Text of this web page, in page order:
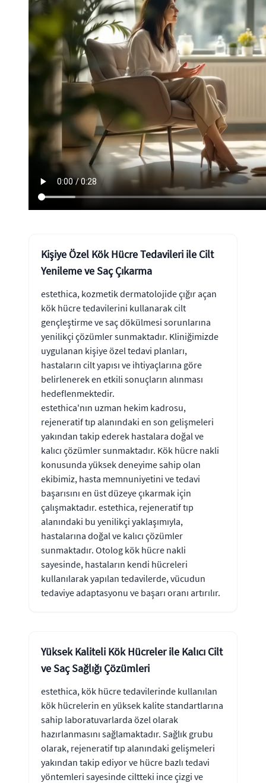
Kişiye Özel Kök Hücre Tedavileri ile Cilt
Yenileme ve Saç Çıkarma
estethica, kozmetik dermatolojide çığır açan
kök hücre tedavilerini kullanarak cilt
gençleştirme ve saç dökülmesi sorunlarına
yenilikçi çözümler sunmaktadır. Kliniğimizde
uygulanan kişiye özel tedavi planları,
hastaların cilt yapısı ve ihtiyaçlarına göre
belirlenerek en etkili sonuçların alınması
hedeflenmektedir.
estethica'nın uzman hekim kadrosu,
rejeneratif tıp alanındaki en son gelişmeleri
yakından takip ederek hastalara doğal ve
kalıcı çözümler sunmaktadır. Kök hücre nakli
konusunda yüksek deneyime sahip olan
ekibimiz, hasta memnuniyetini ve tedavi
başarısını en üst düzeye çıkarmak için
çalışmaktadır. estethica, rejeneratif tıp
alanındaki bu yenilikçi yaklaşımıyla,
hastalarına doğal ve kalıcı çözümler
sunmaktadır. Otolog kök hücre nakli
sayesinde, hastaların kendi hücreleri
kullanılarak yapılan tedavilerde, vücudun
tedaviye adaptasyonu ve başarı oranı artırılır.
Yüksek Kaliteli Kök Hücreler ile Kalıcı Cilt
ve Saç Sağlığı Çözümleri
estethica, kök hücre tedavilerinde kullanılan
kök hücrelerin en yüksek kalite standartlarına
sahip laboratuvarlarda özel olarak
hazırlanmasını sağlamaktadır. Sağlık grubu
olarak, rejeneratif tıp alanındaki gelişmeleri
yakından takip ediyor ve hücre bazlı tedavi
yöntemleri sayesinde ciltteki ince çizgi ve